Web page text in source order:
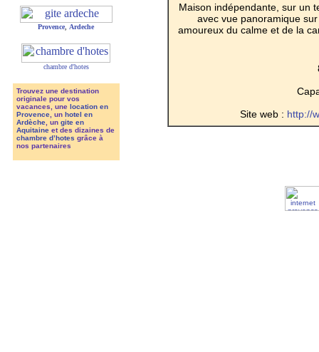
Provence Ardeche
chambre d'hotes
Trouvez une destination
originale pour vos
vacances, une location en
Provence, un hotel en
Ardèche, un gite en
Aquitaineet des dizaines de
chambre d’hotes grâce à
nos partenaires
Maison indépendante, sur un
avec vue panoramique
amoureux du calme et de la
Site web : http://